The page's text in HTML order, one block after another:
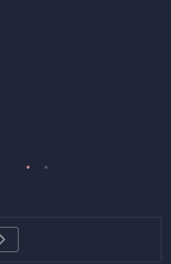
побутової техніки